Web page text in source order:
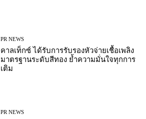
PR NEWS
คาลเท็กซ์ ได้รับการรับรองหัวจ่ายเชื้อเพลิง
มาตรฐานระดับสีทอง ย้ำความมั่นใจทุกการ
เติม
PR NEWS